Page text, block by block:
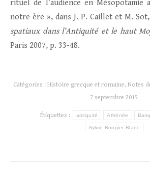
rituel de l’audience en Mésopotamie
notre ère », dans J. P. Caillet et M. Sot,
spatiaux dans l’Antiquité et le haut
Paris 2007, p. 33-48.
Catégories : Histoire grecque et romaine, Notes
7 septembre 2015
Étiquettes : antiquité Athénée
Sylvie Rougier Blanc